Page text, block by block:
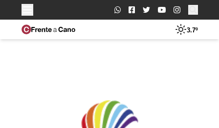
Buscar:
3.7º